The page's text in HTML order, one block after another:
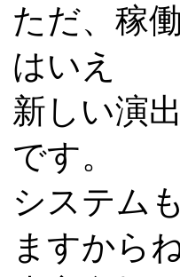
ただ、稼
はいえ
新しい演
です。
システム
ますからね